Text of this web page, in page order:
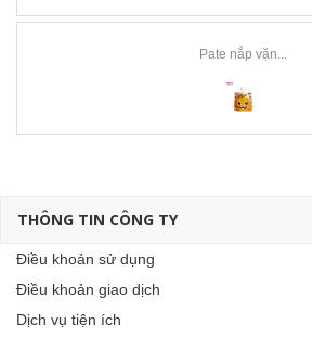
Pate nắp vặn...
THÔNG TIN CÔNG TY
Điều khoản sử dụng
Điều khoản giao dịch
Dịch vụ tiện ích